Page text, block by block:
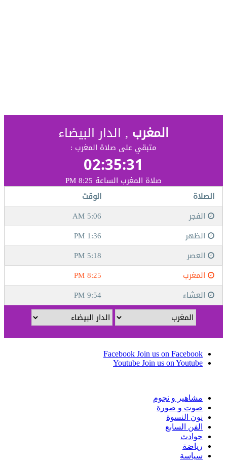
Facebook Join us on Facebook
Youtube Join us on Youtube
مشاهير و نجوم
صوت و صورة
نون النسوة
الفن السابع
حوادث
رياضة
سياسة